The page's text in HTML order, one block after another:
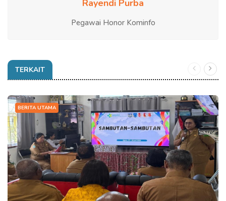
Rayendi Purba
Pegawai Honor Kominfo
TERKAIT
BERITA UTAMA